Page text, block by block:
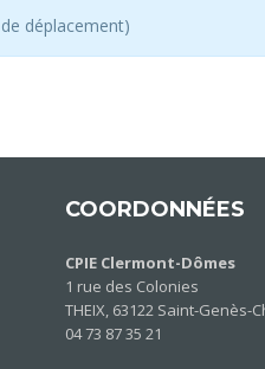
déplacement)
COORDONNÉES
CPIE Clermont-Dômes
1 rue des Colonies
THEIX, 63122 Saint-Genès-
04 73 87 35 21